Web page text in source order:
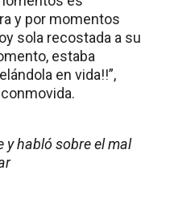
y por momentos
sola recostada a su
estaba
en vida!!”,
y habló sobre el mal